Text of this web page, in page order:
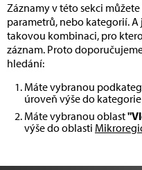
Záznamy v této sekci
parametrů, nebo kategorií. A
takovou kombinaci, pro
záznam. Proto
hledání:
Máte vybranou
úroveň výše do kategorie
Máte vybranou oblast
výše do oblasti